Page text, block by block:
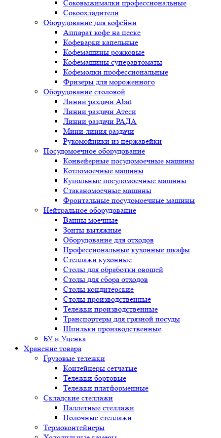
Соковыжималки профессиональные
Сокоохладители
Оборудование для кофейни
Аппарат кофе на песке
Кофеварки капельные
Кофемашины рожковые
Кофемашины суперавтоматы
Кофемолки профессиональные
Фризеры для мороженного
Оборудование столовой
Линии раздачи Abat
Линии раздачи Атеси
Линии раздачи РАДА
Мини-линия раздачи
Рукомойники из нержавейки
Посудомоечное оборудование
Конвейерные посудомоечные машины
Котломоечные машины
Купольные посудомоечные машины
Стаканомоечные машины
Фронтальные посудомоечные машины
Нейтральное оборудование
Ванны моечные
Зонты вытяжные
Оборудование для отходов
Профессиональные кухонные шкафы
Стеллажи кухонные
Столы для обработки овощей
Столы для сбора отходов
Столы кондитерские
Столы производственные
Тележки производственные
Транспортеры для грязной посуды
Шпильки производственные
БУ и Уценка
Хранение товара
Грузовые тележки
Контейнеры сетчатые
Тележки бортовые
Тележки платформенные
Складские стеллажи
Паллетные стеллажи
Полочные стеллажи
Термоконтейнеры